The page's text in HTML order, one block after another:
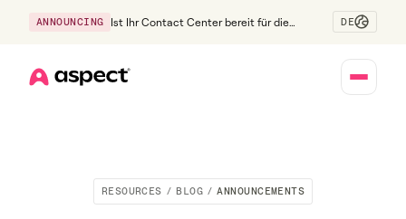
ANNOUNCING
Ist Ihr Contact Center bereit für die
DE
RESOURCES / BLOG / ANNOUNCEMENTS